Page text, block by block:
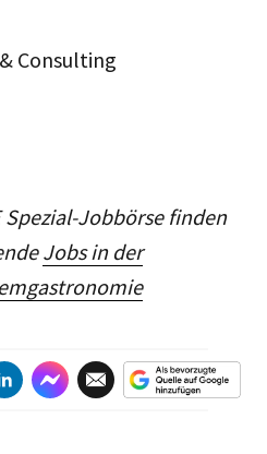
Consulting
Spezial-Jobbörse finden
Jobs in der